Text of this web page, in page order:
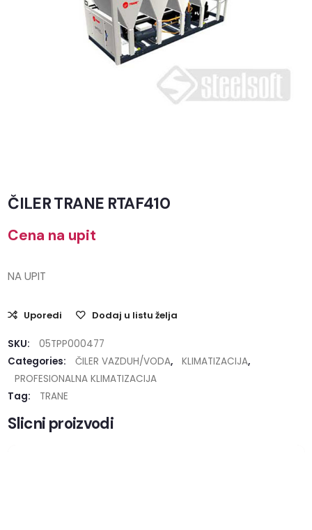
ČILER TRANE RTAF410
Cena na upit
NA UPIT
Uporedi Dodaj u listu želja
SKU:
05TPP000477
Categories:
ČILER VAZDUH/VODA, KLIMATIZACIJA,
PROFESIONALNA KLIMATIZACIJA
Tag:
TRANE
Slicni proizvodi